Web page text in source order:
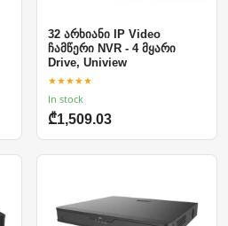
32 არხიანი IP Video
ჩამწერი NVR - 4 მყარი
Drive, Uniview
★★★★★
In stock
₾1,509.03